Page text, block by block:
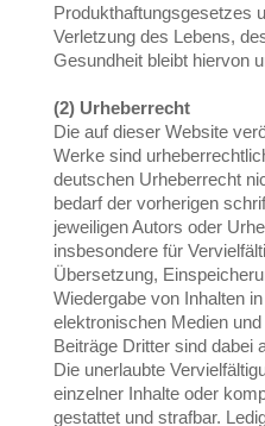
Produkthaftungsgesetzes
Verletzung des Lebens,
Gesundheit bleibt hiervon
(2) Urheberrecht
Die auf dieser Website
Werke sind
deutschen Urheberrecht
bedarf der vorherigen
jeweiligen Autors oder
insbesondere für
Übersetzung,
Wiedergabe von Inhalten
elektronischen Medien
Beiträge Dritter sind dabei
Die unerlaubte
einzelner Inhalte oder
gestattet und strafbar.